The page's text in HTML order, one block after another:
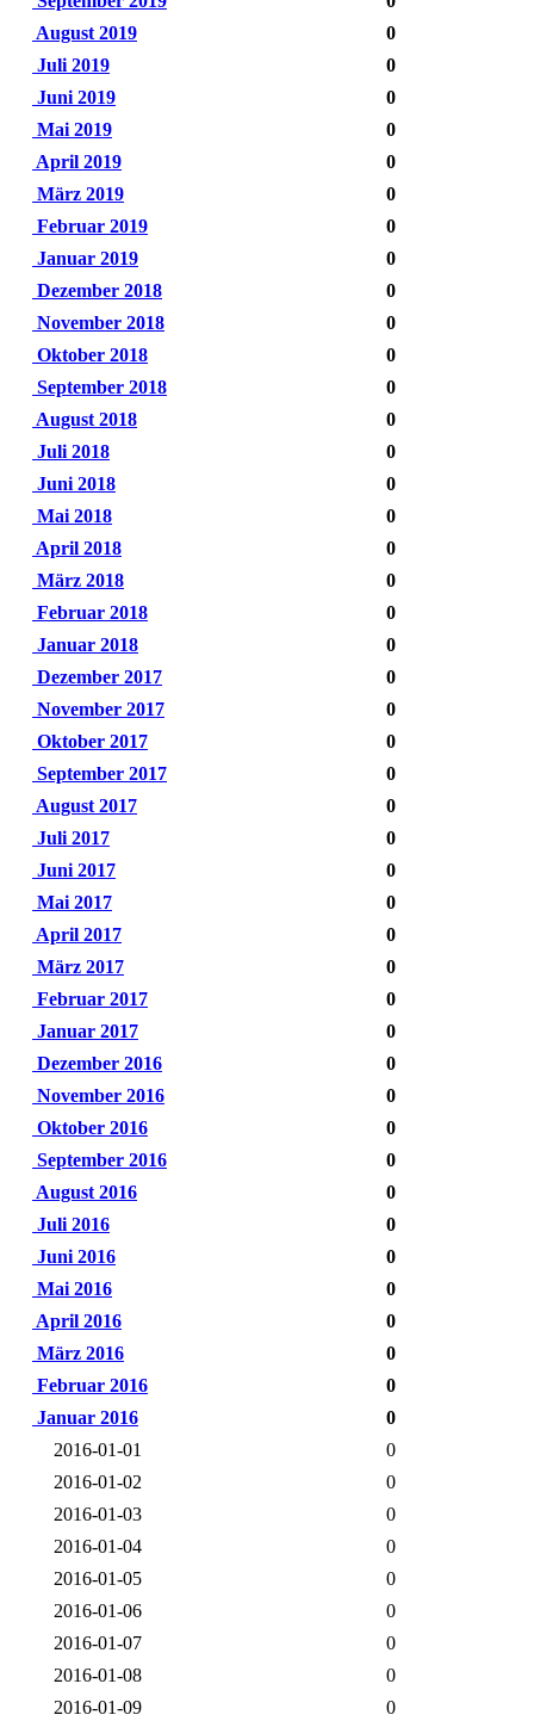
August 2019
0
Juli 2019
0
Juni 2019
0
Mai 2019
0
April 2019
0
März 2019
0
Februar 2019
0
Januar 2019
0
Dezember 2018
0
November 2018
0
Oktober 2018
0
September 2018
0
August 2018
0
Juli 2018
0
Juni 2018
0
Mai 2018
0
April 2018
0
März 2018
0
Februar 2018
0
Januar 2018
0
Dezember 2017
0
November 2017
0
Oktober 2017
0
September 2017
0
August 2017
0
Juli 2017
0
Juni 2017
0
Mai 2017
0
April 2017
0
März 2017
0
Februar 2017
0
Januar 2017
0
Dezember 2016
0
November 2016
0
Oktober 2016
0
September 2016
0
August 2016
0
Juli 2016
0
Juni 2016
0
Mai 2016
0
April 2016
0
März 2016
0
Februar 2016
0
Januar 2016
0
2016-01-01
0
2016-01-02
0
2016-01-03
0
2016-01-04
0
2016-01-05
0
2016-01-06
0
2016-01-07
0
2016-01-08
0
2016-01-09
0